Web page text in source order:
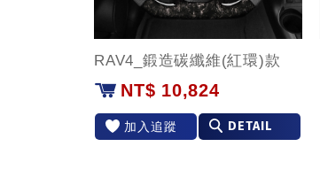
RAV4_鍛造碳纖維(紅環)款
NT$ 10,824
加入追蹤 DETAIL